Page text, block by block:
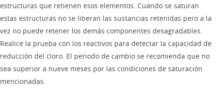
estructuras que retienen esos elementos. Cuando se saturan
estas estructuras no se liberan las sustancias retenidas pero a la
vez no puede retener los demás componentes desagradables.
Realice la prueba con los reactivos para detectar la capacidad de
reducción del cloro. El periodo de cambio se recomienda que no
sea superior a nueve meses por las condiciones de saturación
mencionadas.